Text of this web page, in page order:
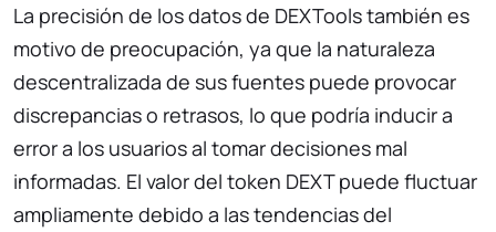
La precisión de los datos de DEXTools también es
motivo de preocupación, ya que la naturaleza
descentralizada de sus fuentes puede provocar
discrepancias o retrasos, lo que podría inducir a
error a los usuarios al tomar decisiones mal
informadas. El valor del token DEXT puede fluctuar
ampliamente debido a las tendencias del